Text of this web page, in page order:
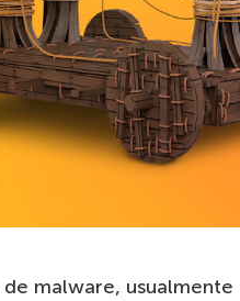
malware, usualmente